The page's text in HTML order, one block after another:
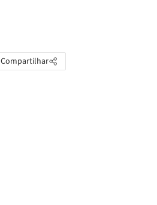
Compartilhar